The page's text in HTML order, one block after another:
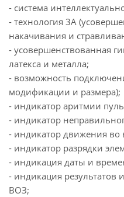
- система
- технология 3А
накачивания и
- усовершенствованная
латекса и металла;
- возможность
модификации и размера);
- индикатор аритмии
- индикатор
- индикатор движения во
- индикатор разрядки
- индикация даты и
- индикация результатов
ВОЗ;